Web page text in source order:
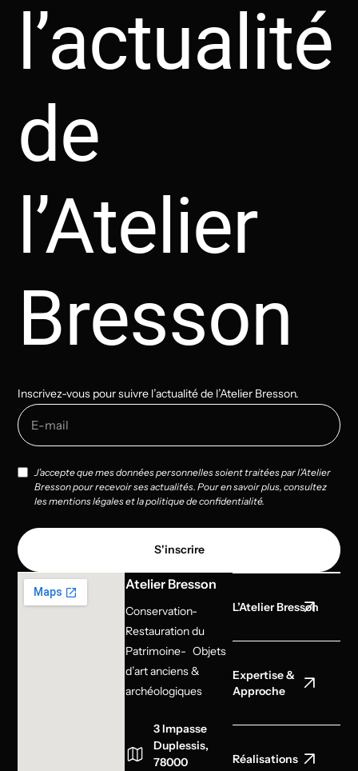
l’actualité
de
l’Atelier
Bresson
Inscrivez-vous pour suivre l’actualité de l’Atelier Bresson.
J’accepte que mes données personnelles soient traitées par l’Atelier
Bresson pour recevoir ses actualités. Pour en savoir plus, consultez
les mentions légales et la politique de confidentialité.
S'inscrire
Atelier Bresson
Conservation-
Restauration du
Patrimoine- Objets
d’art anciens &
archéologiques
3 Impasse
Duplessis,
78000
L’Atelier Bresson
Expertise &
Approche
Réalisations